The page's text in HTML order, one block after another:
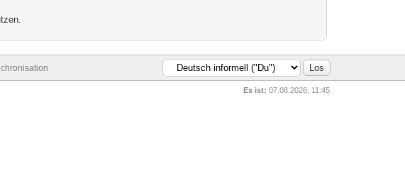
Es ist: 07.08.2026, 11:45